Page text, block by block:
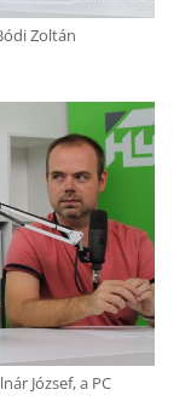
Zoltán
József, a PC